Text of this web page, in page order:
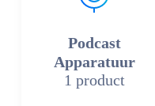
Podcast
Apparatuur
1 product